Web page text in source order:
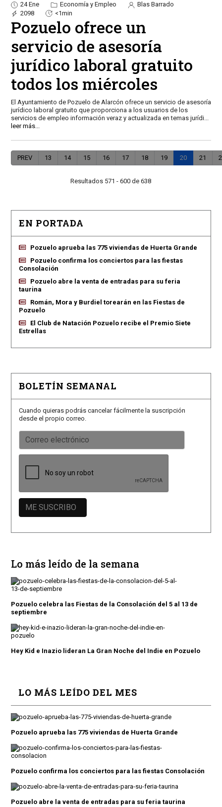
24 Ene Economía y Empleo
Blas Barrado
2098
<1min
Pozuelo ofrece un
servicio de asesoría
jurídico laboral gratuito
todos los miércoles
El Ayuntamiento de Pozuelo de Alarcón ofrece un servicio de asesoría
jurídico laboral gratuito que proporciona a los usuarios de los
servicios de empleo información veraz y actualizada en temas jurídi...
leer más...
PREV 13 14 15 16 17 18 19 20 21
Resultados 571 - 600 de 638
EN PORTADA
Pozuelo aprueba las 775 viviendas de Huerta Grande
Pozuelo confirma los conciertos para las fiestas
Consolación
Pozuelo abre la venta de entradas para su feria
taurina
Román, Mora y Burdiel torearán en las Fiestas de
Pozuelo
El Club de Natación Pozuelo recibe el Premio Siete
Estrellas
BOLETÍN SEMANAL
Cuando quieras podrás cancelar fácilmente la suscripción
desde el propio correo.
Lo más leído de la semana
Pozuelo celebra las Fiestas de la Consolación del 5 al 13 de
septiembre
Hey Kid e Inazio lideran La Gran Noche del Indie en Pozuelo
LO MÁS LEÍDO DEL MES
Pozuelo aprueba las 775 viviendas de Huerta Grande
Pozuelo confirma los conciertos para las fiestas Consolación
Pozuelo abre la venta de entradas para su feria taurina